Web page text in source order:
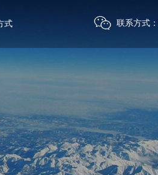
式 联系方式：